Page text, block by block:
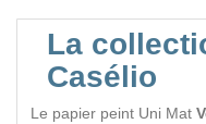
La
Casélio
Le papier peint Uni Mat